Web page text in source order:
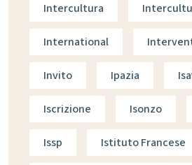
Intercultura
International
Invito Ipazia
Iscrizione Isonzo
Issp Istituto Francese